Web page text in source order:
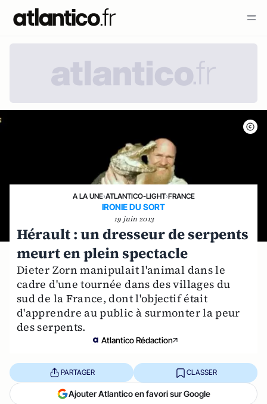
A LA UNE›ATLANTICO-LIGHT›FRANCE
IRONIE DU SORT
19 juin 2013
Hérault : un dresseur de serpents
meurt en plein spectacle
Dieter Zorn manipulait l'animal dans le
cadre d'une tournée dans des villages du
sud de la France, dont l'objectif était
d'apprendre au public à surmonter la peur
des serpents.
Atlantico Rédaction
PARTAGER CLASSER
Ajouter Atlantico en favori sur Google